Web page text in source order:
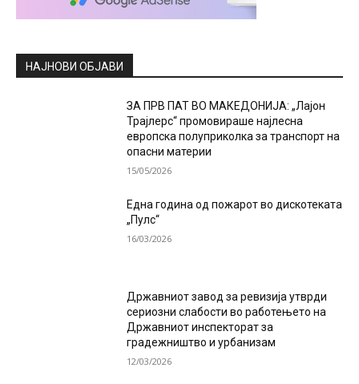
НАЈНОВИ ОБЈАВИ
ЗА ПРВ ПАТ ВО МАКЕДОНИЈА: „Лајон
Трајлерс“ промовираше најлесна
европска полуприколка за транспорт на
опасни материи
15/05/2026
Една година од пожарот во дискотеката
„Пулс“
16/03/2026
Државниот завод за ревизија утврди
сериозни слабости во работењето на
Државниот инспекторат за
градежништво и урбанизам
12/03/2026